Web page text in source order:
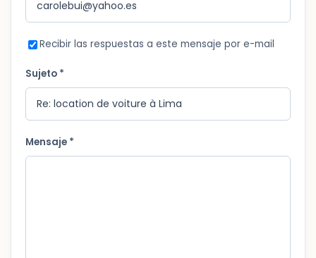
Recibir las respuestas a este mensaje por e-mail
Sujeto *
Mensaje *